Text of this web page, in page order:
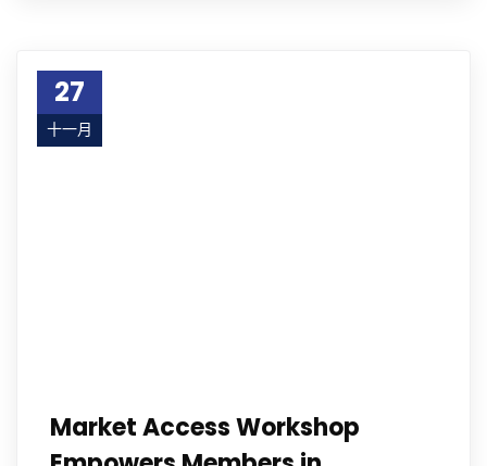
27
十一月
Market Access Workshop